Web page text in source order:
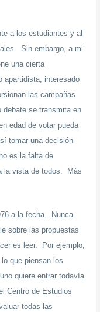
a los estudiantes y al
Sin embargo, a mi
una cierta
apartidista, interesado
las campañas
se transmita en
edad de votar pueda
tomar una decisión
es la falta de
la vista de todos. Más
a la fecha. Nunca
sobre las propuestas
es leer. Por ejemplo,
que piensan los
quiere entrar todavía
Centro de Estudios
todas las